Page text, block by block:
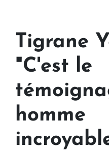
Tigrane
"C'est le
homme